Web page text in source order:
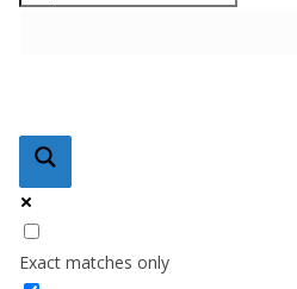
Exact matches only